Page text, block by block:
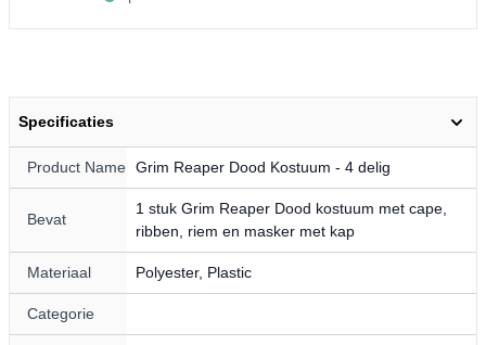
Specificaties
Product Name Grim Reaper Dood Kostuum - 4 delig
Bevat
1 stuk Grim Reaper Dood kostuum met cape,
ribben, riem en masker met kap
Materiaal Polyester, Plastic
Categorie